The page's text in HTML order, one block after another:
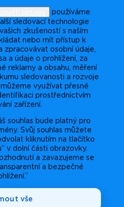
používáme
sledovací technologie
zkušeností s naším
nebo mít přístup k
zpracovávat osobní údaje,
a údaje o prohlížení, za
reklamy a obsahu, měření
sledovanosti a rozvoje
využívat přesné
prostřednictvím
zařízení.
souhlas bude platný pro
Svůj souhlas můžete
kliknutím na tlačítko
v dolní části obrazovky.
a zavazujeme se
a bezpečné
vše